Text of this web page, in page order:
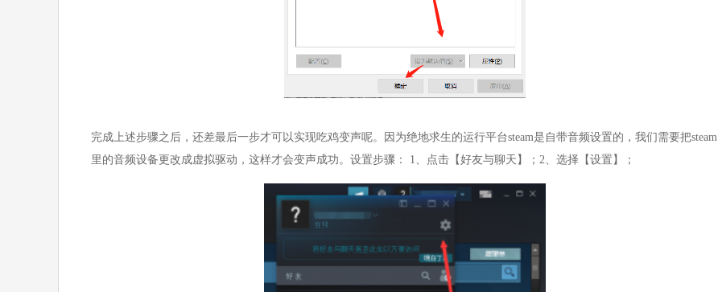
完成上述步骤之后，还差最后一步才可以实现吃鸡变声呢。因为绝地求生的运行平台steam是自带音频设置的，我们需要把steam
里的音频设备更改成虚拟驱动，这样才会变声成功。设置步骤： 1、点击【好友与聊天】；2、选择【设置】；